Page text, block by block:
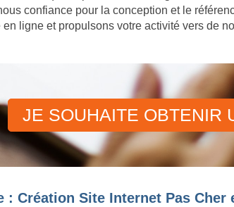
confiance pour la conception et le
ligne et propulsons votre activité vers de
JE SOUHAITE OBTENIR
Création Site Internet Pas Cher